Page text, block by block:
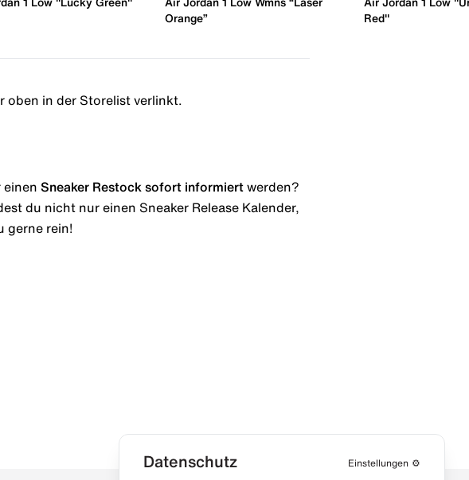
Orange”
Red"
oben in der Storelist verlinkt.
einen Sneaker Restock sofort informiert werden?
du nicht nur einen Sneaker Release Kalender,
gerne rein!
Datenschutz Einstellungen ⚙️